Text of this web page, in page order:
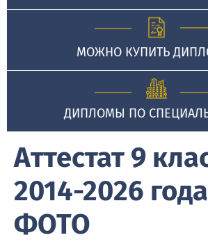
МОЖНО КУПИТЬ
ДИПЛОМЫ ПО
Аттестат 9
2014-2026
ФОТО